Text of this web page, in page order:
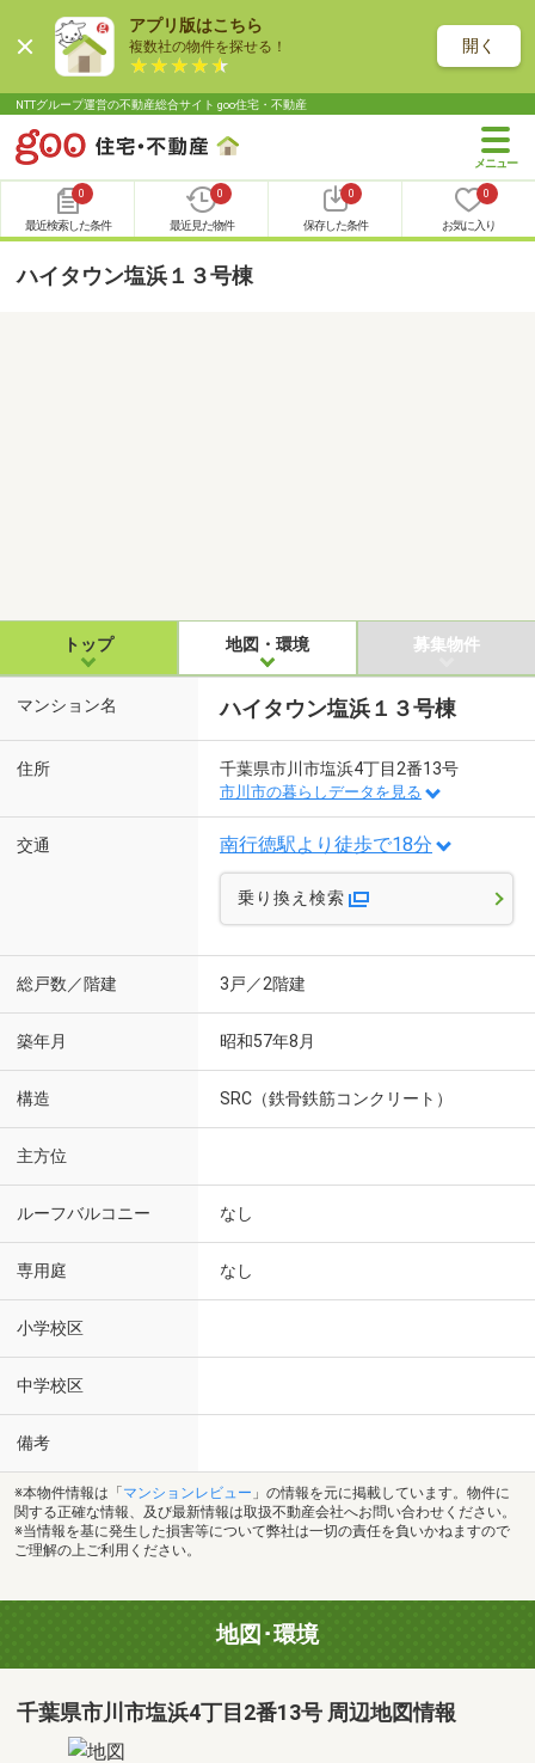
アプリ版はこちら
複数社の物件を探せる！ 開く
NTTグループ運営の不動産総合サイト goo住宅・不動産
0
最近検索した条件
0
最近見た物件
0
保存した条件
0
お気に入り
ハイタウン塩浜１３号棟
トップ 地図・環境 募集物件
マンション名 ハイタウン塩浜１３号棟
住所 千葉県市川市塩浜4丁目2番13号
市川市の暮らしデータを見る
交通 南行徳駅より徒歩で18分
乗り換え検索
総戸数／階建 3戸／2階建
築年月 昭和57年8月
構造 SRC（鉄骨鉄筋コンクリート）
主方位
ルーフバルコニー なし
専用庭 なし
小学校区
中学校区
備考
※本物件情報は「 マンションレビュー 」の情報を元に掲載しています。物件に
関する正確な情報、及び最新情報は取扱不動産会社へお問い合わせください。
※当情報を基に発生した損害等について弊社は一切の責任を負いかねますので
ご理解の上ご利用ください。
地図･環境
千葉県市川市塩浜4丁目2番13号 周辺地図情報